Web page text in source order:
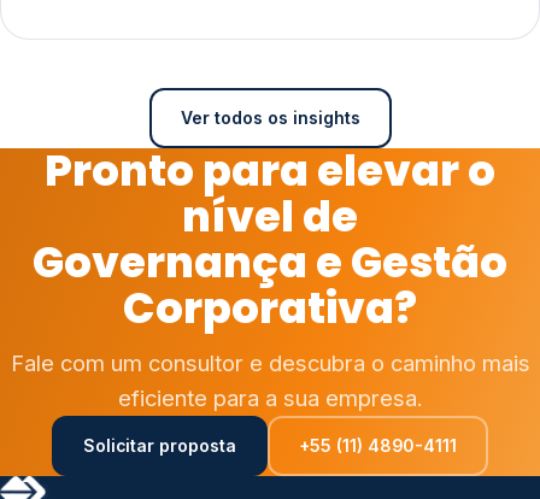
Ver todos os insights
Pronto para elevar o
nível de
Governança e Gestão
Corporativa?
Fale com um consultor e descubra o caminho mais
eficiente para a sua empresa.
Solicitar proposta +55 (11) 4890-4111